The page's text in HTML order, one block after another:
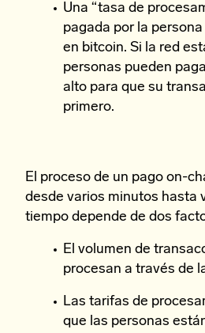
Una “tasa de
pagada por la
en bitcoin. Si la red
personas pueden
alto para que su
primero.
El proceso de un pago on-
desde varios minutos hasta
tiempo depende de dos
El volumen de
procesan a través de
Las tarifas de
que las personas